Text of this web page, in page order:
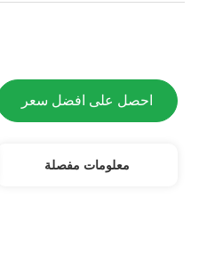
احصل على افضل سعر
معلومات مفصلة